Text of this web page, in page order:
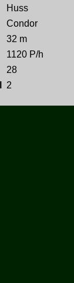
Huss
Condor
32 m
1120 P/h
28
2